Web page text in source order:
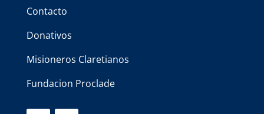
Contacto
Donativos
Misioneros Claretianos
Fundacion Proclade